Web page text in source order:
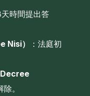
時間提出答
Nisi）
：法庭初
Decree
。